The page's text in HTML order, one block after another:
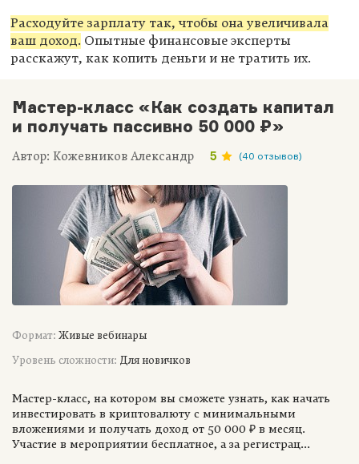
Расходуйте зарплату так, чтобы она увеличивала
ваш доход. Опытные финансовые эксперты
расскажут, как копить деньги и не тратить их.
Мастер-класс «Как создать капитал
и получать пассивно 50 000 ₽»
Автор: Кожевников Александр 5 (40 отзывов)
Формат: Живые вебинары
Уровень сложности: Для новичков
Мастер-класс, на котором вы сможете узнать, как начать
инвестировать в криптовалюту с минимальными
вложениями и получать доход от 50 000 ₽ в месяц.
Участие в мероприятии бесплатное, а за регистрац...